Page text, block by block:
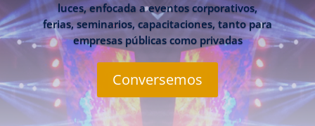
luces, enfocada a eventos corporativos,
ferias, seminarios, capacitaciones, tanto para
empresas públicas como privadas
Conversemos